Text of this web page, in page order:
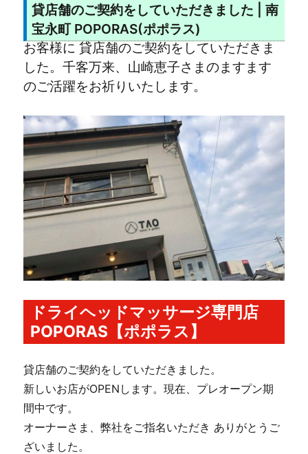
貸店舗のご契約をしていただきました | 南
宝永町 POPORAS(ポポラス)
お客様に 貸店舗のご契約をしていただきま
した。千客万来、山崎恵子さまのますます
のご活躍をお祈りいたします。
ドライヘッドマッサージ専門店
POPORAS【ポポラス】
貸店舗のご契約をしていただきました。
新しいお店がOPENします。現在、プレオープン期
間中です。
オーナーさま、弊社をご指名いただき ありがとうご
ざいました。